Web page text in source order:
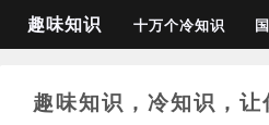
趣味知识 十万个冷知识
趣味知识，冷知识，让